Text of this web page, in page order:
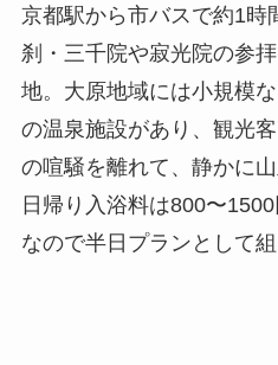
京都駅から市バスで約1時
刹・三千院や寂光院の参
地。大原地域には小規模
の温泉施設があり、観光
の喧騒を離れて、静かに
日帰り入浴料は800〜
なので半日プランとして